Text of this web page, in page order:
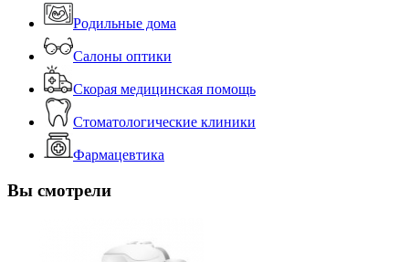
Родильные дома
Салоны оптики
Скорая медицинская помощь
Стоматологические клиники
Фармацевтика
Вы смотрели